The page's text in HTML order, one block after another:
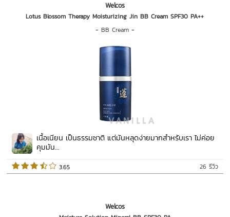
Welcos
Lotus Blossom Therapy Moisturizing Jin BB Cream SPF30 PA++
- BB Cream-
เนื้อเนียน เป็นธรรมชาติ แต่มันหลุดง่ายมากสำหรับเรา ไม่ค่อย
คุมมัน...
26 รีวิว
3.65
Welcos